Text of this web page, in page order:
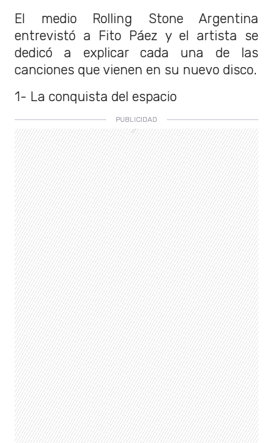
El medio Rolling Stone Argentina
entrevistó a Fito Páez y el artista se
dedicó a explicar cada una de las
canciones que vienen en su nuevo disco.
1- La conquista del espacio